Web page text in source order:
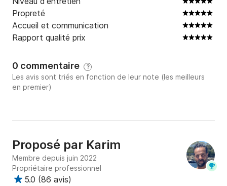
Propreté
Accueil et communication
Rapport qualité prix
0 commentaire ?
Les avis sont triés en fonction de leur note (les meilleurs
en premier)
Proposé par Karim
Membre depuis juin 2022
Propriétaire professionnel
5.0 (86 avis)